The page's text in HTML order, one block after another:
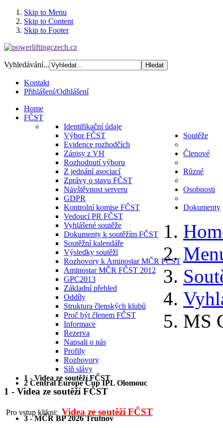
Skip to Menu
Skip to Content
Skip to Footer
Vyhledávání...
Kontakt
Přihlášení/Odhlášení
Home
FČST
Identifikační údaje
Výbor FČST
Evidence rozhodčích
Zápisy z VH
Rozhodnutí výboru
Z jednání asociací
Zprávy o stavu FČST
Návštěvnost serveru
GDPR
Kontrolní komise FČST
Vedoucí PR FČST
Soutěže
Vyhlášené soutěže
Dokumenty k soutěžím FČST
Soutěžní kalendáře
Výsledky soutěží
Rozhovory k Aminostar MČR FČST
Aminostar MČR FČST 2012
GPC2013
Členové
Základní přehled
Oddíly
Struktura členských klubů
Proč být členem FČST
Různé
Informace
Rezerva
Osobnosti
Napsali o nás
Profily
Rozhovory
Síň slávy
Dokumenty
MS
1 - Videa ze soutěží FČST
2 Central Europe Cup IPL Olomouc
3 - MČR BP 2026 Trutnov
1 - Videa ze soutěží FČST
Pro vstup klikni: Videa ze soutěží FČST